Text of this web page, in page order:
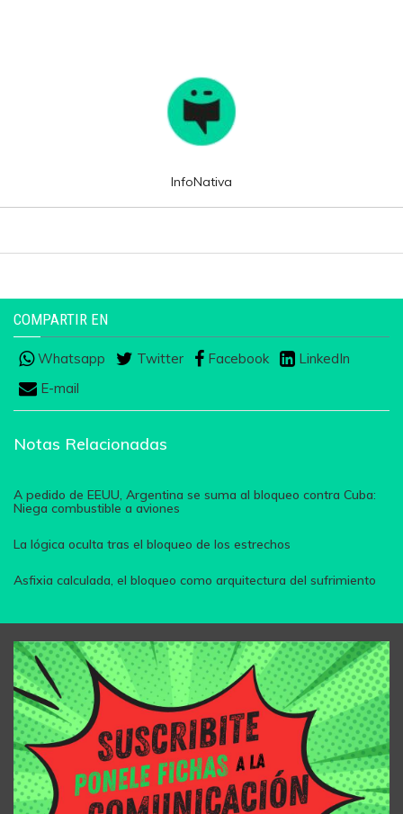
InfoNativa
COMPARTIR EN
Whatsapp Twitter Facebook
LinkedIn
E-mail
Notas Relacionadas
A pedido de EEUU, Argentina se suma al bloqueo contra Cuba:
Niega combustible a aviones
La lógica oculta tras el bloqueo de los estrechos
Asfixia calculada, el bloqueo como arquitectura del sufrimiento